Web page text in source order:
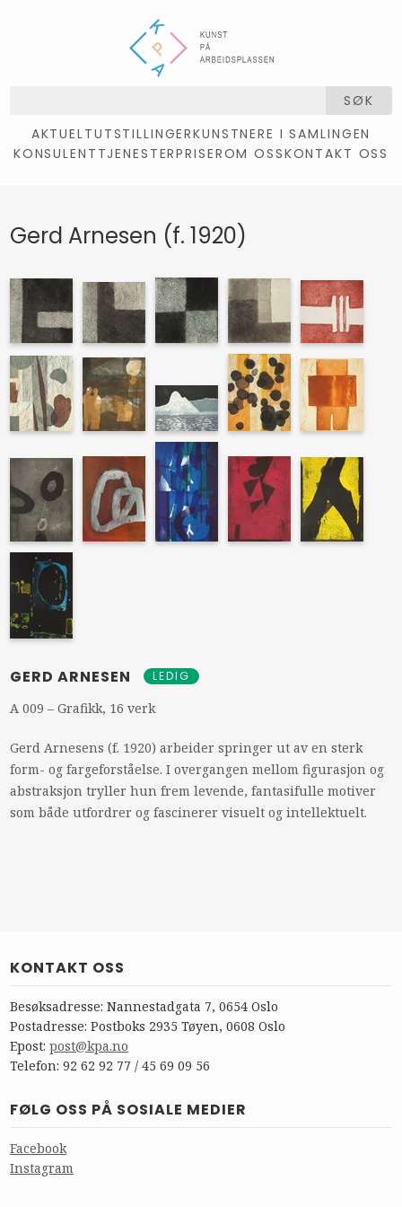
SØK
AKTUELTUTSTILLINGERKUNSTNERE I SAMLINGEN
KONSULENTTJENESTERPRISEROM OSSKONTAKT OSS
Gerd Arnesen (f. 1920)
GERD ARNESEN LEDIG
A 009 – Grafikk, 16 verk
Gerd Arnesens (f. 1920) arbeider springer ut av en sterk
form- og fargeforståelse. I overgangen mellom figurasjon og
abstraksjon tryller hun frem levende, fantasifulle motiver
som både utfordrer og fascinerer visuelt og intellektuelt.
KONTAKT OSS
Besøksadresse: Nannestadgata 7, 0654 Oslo
Postadresse: Postboks 2935 Tøyen, 0608 Oslo
Epost:post@kpa.no
Telefon: 92 62 92 77 / 45 69 09 56
FØLG OSS PÅ SOSIALE MEDIER
Facebook
Instagram